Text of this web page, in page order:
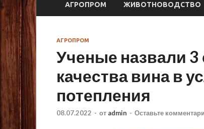
АГРОПРОМ ЖИВОТНОВОДСТВО
АГРОПРОМ
Ученые назвали
качества вина в
потепления
08.07.2022 - от admin - Оставьте